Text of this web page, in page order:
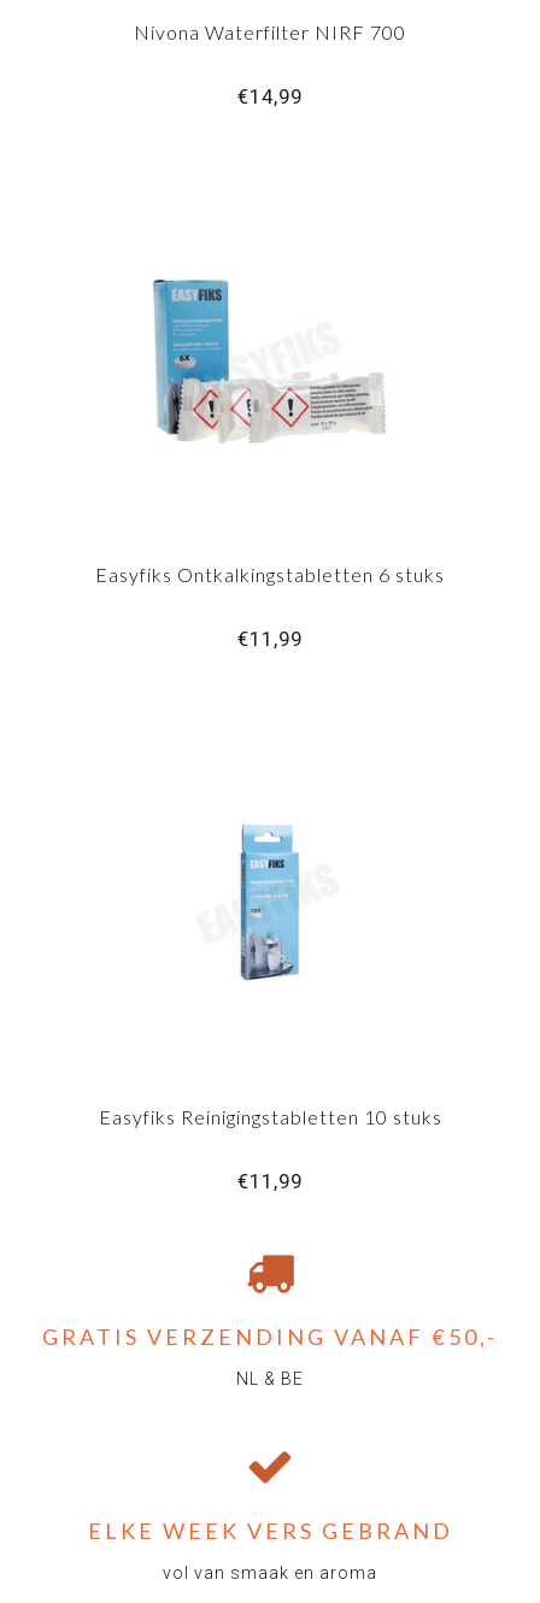
Nivona Waterfilter NIRF 700
€14,99
Easyfiks Ontkalkingstabletten 6 stuks
€11,99
Easyfiks Reinigingstabletten 10 stuks
€11,99
GRATIS VERZENDING VANAF €50,-
NL & BE
ELKE WEEK VERS GEBRAND
vol van smaak en aroma